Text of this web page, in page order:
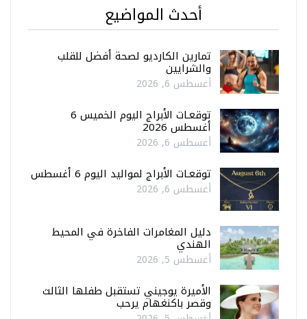
أحدث المواضيع
تمارين الكارديو لصحة أفضل للقلب
والشرايين
أغسطس 6, 2026
توقعـات الأبراج اليوم الخميس 6
أغسطس 2026
أغسطس 6, 2026
توقعـات الأبراج لمواليد اليوم 6 أغسطس
أغسطس 6, 2026
دليل المغامرات الفاخرة في المحيط
الهندي
أغسطس 5, 2026
الأميرة يوجيني تستقبل طفلها الثالث
وقصر باكنغهام يرحب